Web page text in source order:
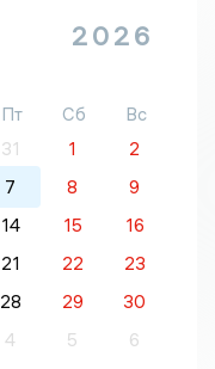
2026
Пт Сб
Вс
31 1
2
7 8
9
14 15
16
21 22
23
28 29
30
4 5 6